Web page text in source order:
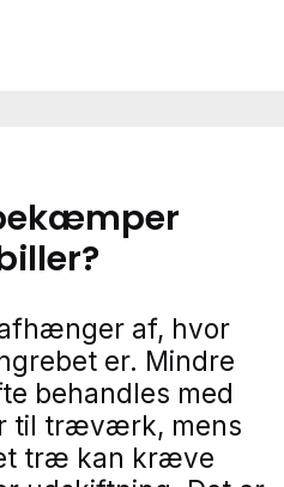
af, hvor
er. Mindre
behandles med
til træværk, mens
træ kan kræve